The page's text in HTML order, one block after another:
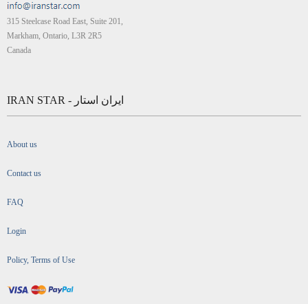
315 Steelcase Road East, Suite 201,
Markham, Ontario, L3R 2R5
Canada
IRAN STAR - ایران استار
About us
Contact us
FAQ
Login
Policy, Terms of Use